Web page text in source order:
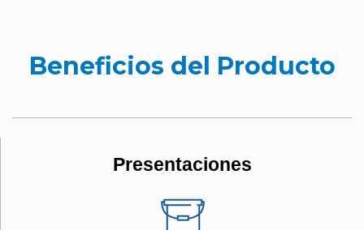
Beneficios del Producto
Presentaciones